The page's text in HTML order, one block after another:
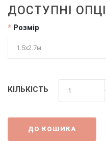
ДОСТУПНІ ОПЦІЇ
Розмір
КІЛЬКІСТЬ
ДО КОШИКА